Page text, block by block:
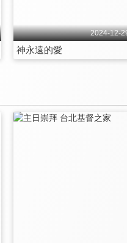
2024-12-
神永遠的愛